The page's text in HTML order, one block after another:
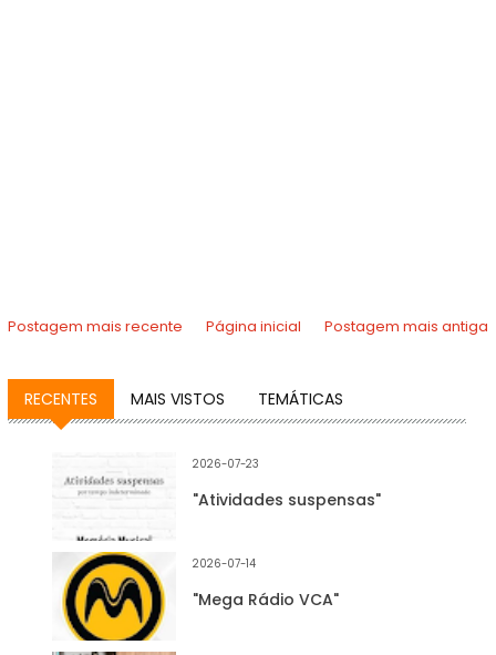
Postagem mais recente Postagem mais antiga
Página inicial
RECENTES MAIS VISTOS TEMÁTICAS
2026-07-23
"Atividades suspensas"
2026-07-14
"Mega Rádio VCA"